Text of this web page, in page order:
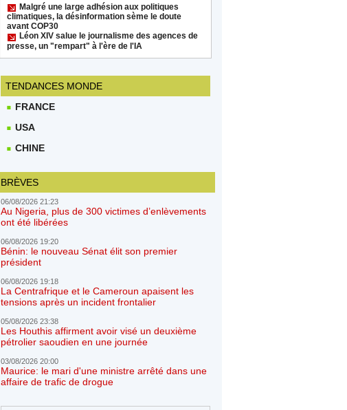
Malgré une large adhésion aux politiques
climatiques, la désinformation sème le doute
avant COP30
Léon XIV salue le journalisme des agences de
presse, un "rempart" à l'ère de l'IA
TENDANCES MONDE
FRANCE
USA
CHINE
BRÈVES
06/08/2026 21:23
Au Nigeria, plus de 300 victimes d’enlèvements
ont été libérées
06/08/2026 19:20
Bénin: le nouveau Sénat élit son premier
président
06/08/2026 19:18
La Centrafrique et le Cameroun apaisent les
tensions après un incident frontalier
05/08/2026 23:38
Les Houthis affirment avoir visé un deuxième
pétrolier saoudien en une journée
03/08/2026 20:00
Maurice: le mari d'une ministre arrêté dans une
affaire de trafic de drogue